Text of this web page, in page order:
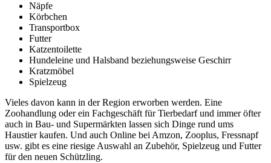
Näpfe
Körbchen
Transportbox
Futter
Katzentoilette
Hundeleine und Halsband beziehungsweise Geschirr
Kratzmöbel
Spielzeug
Vieles davon kann in der Region erworben werden. Eine
Zoohandlung oder ein Fachgeschäft für Tierbedarf und immer öfter
auch in Bau- und Supermärkten lassen sich Dinge rund ums
Haustier kaufen. Und auch Online bei Amzon, Zooplus, Fressnapf
usw. gibt es eine riesige Auswahl an Zubehör, Spielzeug und Futter
für den neuen Schützling.